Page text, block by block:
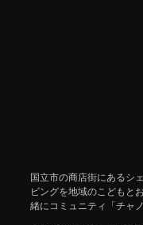
国立市の商店街にあるシ
ビングを地域のこどもと
緒にコミュニティ「チャ